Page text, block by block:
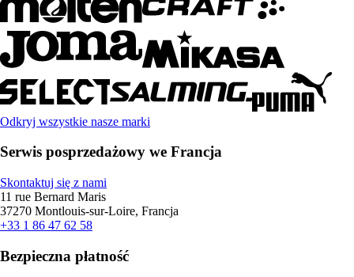
Odkryj wszystkie nasze marki
Serwis posprzedażowy we Francja
Skontaktuj się z nami
11 rue Bernard Maris
37270 Montlouis-sur-Loire, Francja
+33 1 86 47 62 58
Bezpieczna płatność